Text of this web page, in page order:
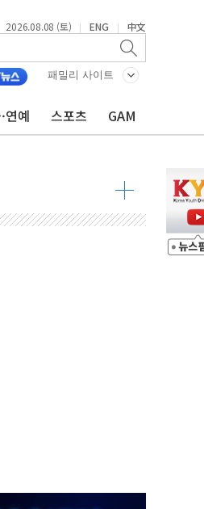
2026.08.08 (토) | ENG | 中文
패밀리 사이트
연예 스포츠 GAM
나흘 연속 최고치